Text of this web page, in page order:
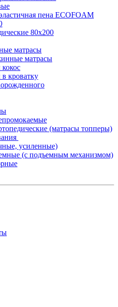
пена ECOFOAM
80х200
матрасы
матрасы
кроватку
(матрасы топперы)
усиленные)
(с подъемным механизмом)